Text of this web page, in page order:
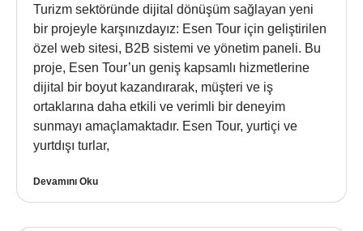
Turizm sektöründe dijital dönüşüm sağlayan yeni
bir projeyle karşınızdayız: Esen Tour için geliştirilen
özel web sitesi, B2B sistemi ve yönetim paneli. Bu
proje, Esen Tour’un geniş kapsamlı hizmetlerine
dijital bir boyut kazandırarak, müşteri ve iş
ortaklarına daha etkili ve verimli bir deneyim
sunmayı amaçlamaktadır. Esen Tour, yurtiçi ve
yurtdışı turlar,
Devamını Oku